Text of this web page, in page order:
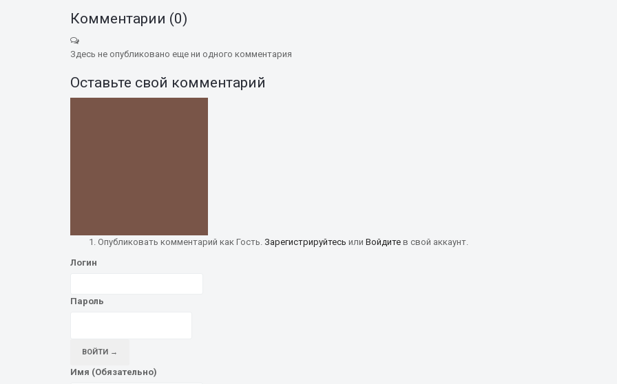
Комментарии (0)
Здесь не опубликовано еще ни одного комментария
Оставьте свой комментарий
Опубликовать комментарий как Гость. Зарегистрируйтесь или Войдите в свой аккаунт.
Логин
Пароль
ВОЙТИ →
Имя (Обязательно)